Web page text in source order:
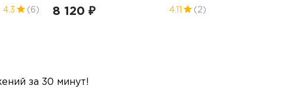
4.3 (6) 8 120 ₽ 4.11 (2)
за 30 минут!